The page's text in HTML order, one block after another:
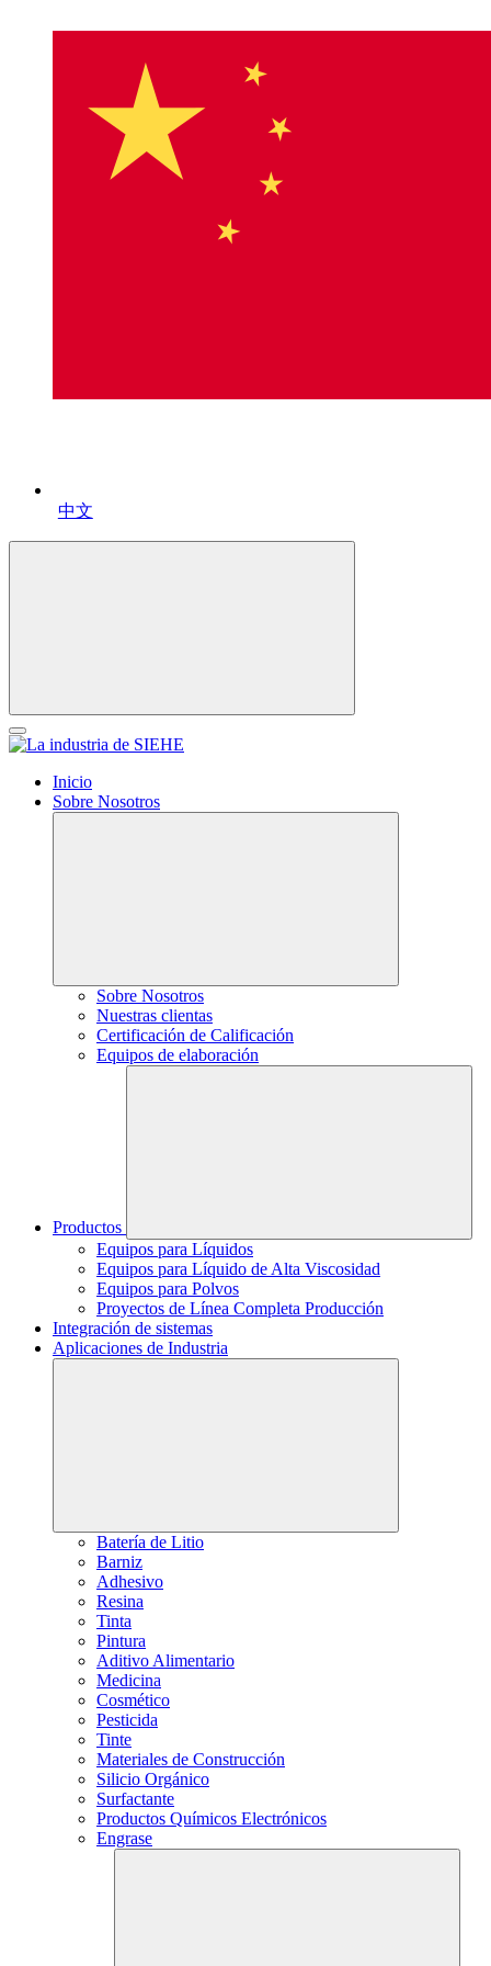
中文
Inicio
Sobre Nosotros
Sobre Nosotros
Nuestras clientas
Certificación de Calificación
Equipos de elaboración
Productos
Equipos para Líquidos
Equipos para Líquido de Alta Viscosidad
Equipos para Polvos
Proyectos de Línea Completa Producción
Integración de sistemas
Aplicaciones de Industria
Batería de Litio
Barniz
Adhesivo
Resina
Tinta
Pintura
Aditivo Alimentario
Medicina
Cosmético
Pesticida
Tinte
Materiales de Construcción
Silicio Orgánico
Surfactante
Productos Químicos Electrónicos
Engrase